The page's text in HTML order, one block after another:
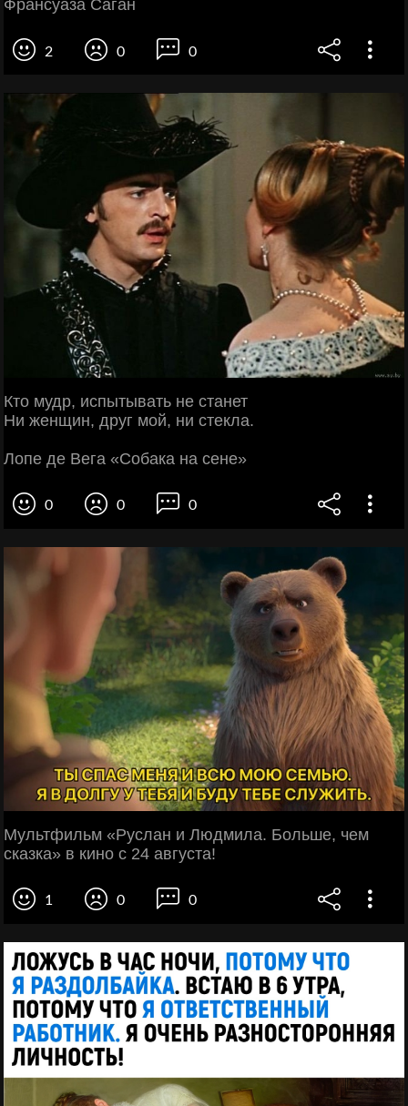
Франсуаза Саган
2 0 0
Кто мудр, испытывать не станет
Ни женщин, друг мой, ни стекла.
Лопе де Вега «Собака на сене»
0 0 0
Мультфильм «Руслан и Людмила. Больше, чем
сказка» в кино с 24 августа!⠀⠀⠀
1 0 0